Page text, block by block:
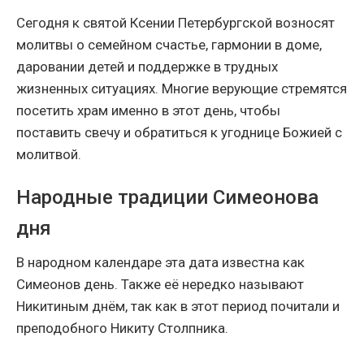
Сегодня к святой Ксении Петербургской возносят
молитвы о семейном счастье, гармонии в доме,
даровании детей и поддержке в трудных
жизненных ситуациях. Многие верующие стремятся
посетить храм именно в этот день, чтобы
поставить свечу и обратиться к угоднице Божией с
молитвой.
Народные традиции Симеонова
дня
В народном календаре эта дата известна как
Симеонов день. Также её нередко называют
Никитиным днём, так как в этот период почитали и
преподобного Никиту Столпника.